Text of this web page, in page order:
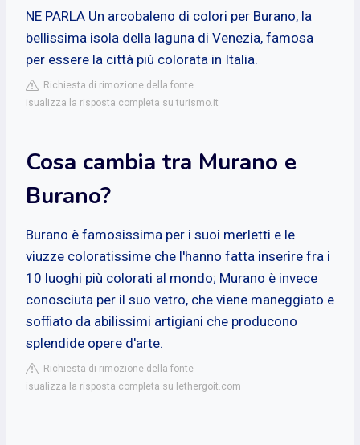
NE PARLA Un arcobaleno di colori per Burano, la
bellissima isola della laguna di Venezia, famosa
per essere la città più colorata in Italia.
Richiesta di rimozione della fonte
isualizza la risposta completa su turismo.it
Cosa cambia tra Murano e
Burano?
Burano è famosissima per i suoi merletti e le
viuzze coloratissime che l'hanno fatta inserire fra i
10 luoghi più colorati al mondo; Murano è invece
conosciuta per il suo vetro, che viene maneggiato e
soffiato da abilissimi artigiani che producono
splendide opere d'arte.
Richiesta di rimozione della fonte
isualizza la risposta completa su lethergoit.com